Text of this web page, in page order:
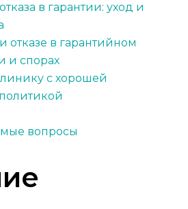
в гарантии: уход и
отказе в гарантийном
и спорах
с хорошей
вопросы